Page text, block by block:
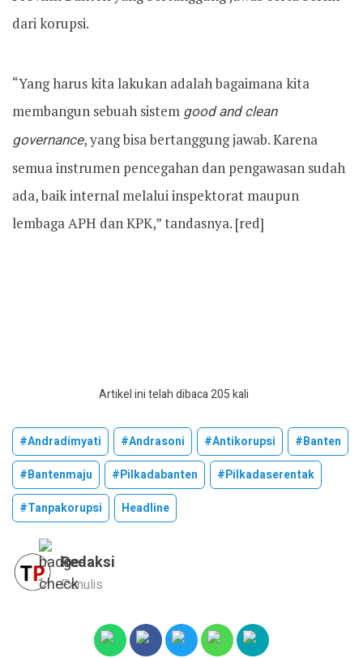
dari korupsi.
“Yang harus kita lakukan adalah bagaimana kita
membangun sebuah sistem good and clean
governance, yang bisa bertanggung jawab. Karena
semua instrumen pencegahan dan pengawasan sudah
ada, baik internal melalui inspektorat maupun
lembaga APH dan KPK,” tandasnya. [red]
Artikel ini telah dibaca 205 kali
#andradimyati #andrasoni #antikorupsi
#banten
#bantenmaju
#pilkadabanten
#pilkadaserentak
#tanpakorupsi
Headline
Redaksi
Penulis